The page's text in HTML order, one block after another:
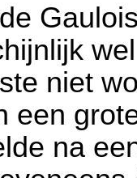
niet
een
na